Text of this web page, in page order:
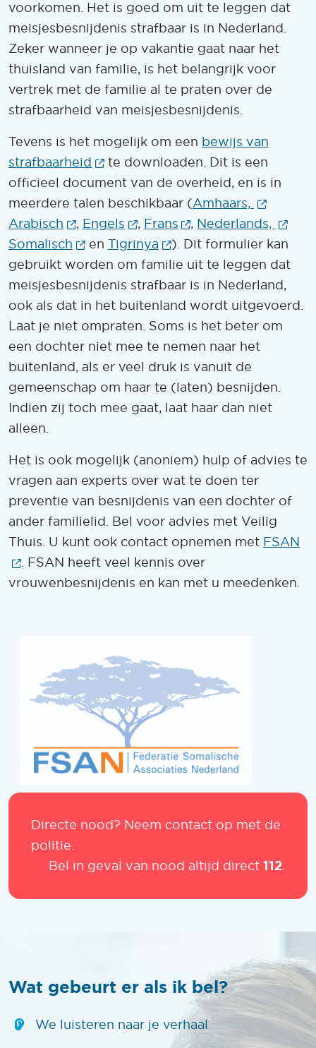
voorkomen. Het is goed om uit te leggen dat
meisjesbesnijdenis strafbaar is in Nederland.
Zeker wanneer je op vakantie gaat naar het
thuisland van familie, is het belangrijk voor
vertrek met de familie al te praten over de
strafbaarheid van meisjesbesnijdenis.
Tevens is het mogelijk om een bewijs van
strafbaarheid
(Opent in een nieuw venster)
te downloaden. Dit is een
officieel document van de overheid, en is in
meerdere talen beschikbaar (Amhaars,
(Opent
Arabisch
(Opent in een nieuw venster)
, Engels (Opent in een nieuw
, Frans (Opent in een
, Nederlands,
Somalisch
(Opent in een nieuw venster)
en Tigrinya (Opent in een nieuw
). Dit formulier kan
gebruikt worden om familie uit te leggen dat
meisjesbesnijdenis strafbaar is in Nederland,
ook als dat in het buitenland wordt uitgevoerd.
Laat je niet ompraten. Soms is het beter om
een dochter niet mee te nemen naar het
buitenland, als er veel druk is vanuit de
gemeenschap om haar te (laten) besnijden.
Indien zij toch mee gaat, laat haar dan niet
alleen.
Het is ook mogelijk (anoniem) hulp of advies te
vragen aan experts over wat te doen ter
preventie van besnijdenis van een dochter of
ander familielid. Bel voor advies met Veilig
Thuis. U kunt ook contact opnemen met FSAN
(Opent in een nieuw venster)
. FSAN heeft veel kennis over
vrouwenbesnijdenis en kan met u meedenken.
Directe nood? Neem contact op met de
politie.
Bel in geval van nood altijd direct 112.
Wat gebeurt er als ik bel?
We luisteren naar je verhaal